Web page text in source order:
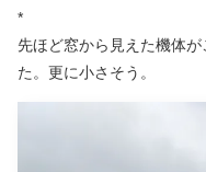
*
先ほど窓から見えた機体
た。更に小さそう。